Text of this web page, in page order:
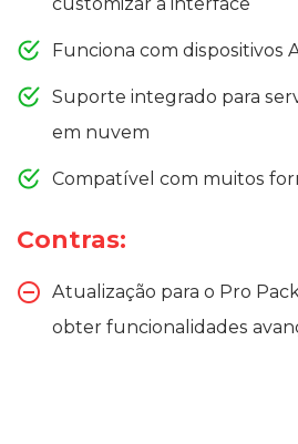
Funciona com dispositivos
Suporte integrado para
em nuvem
Compatível com muitos
Contras:
Atualização para o Pro
obter funcionalidades